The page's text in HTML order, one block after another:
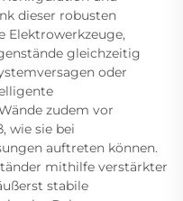
dieser robusten
Elektrowerkzeuge,
gleichzeitig
oder
zudem vor
wie sie bei
auftreten können.
mithilfe verstärkter
stabile